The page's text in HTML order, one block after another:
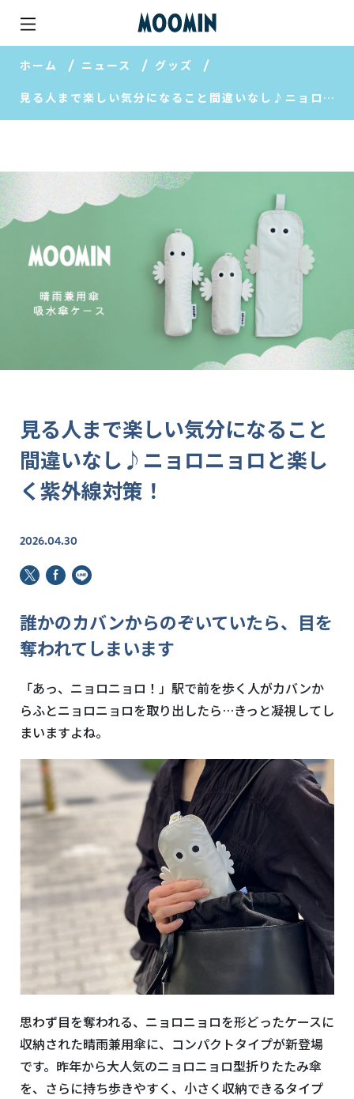
ホーム ニュース グッズ
見る人まで楽しい気分になること間違いなし♪ニョロニョロと楽しく紫外線対策！
見る人まで楽しい気分になること
間違いなし♪ニョロニョロと楽し
く紫外線対策！
2026.04.30
誰かのカバンからのぞいていたら、目を
奪われてしまいます
「あっ、ニョロニョロ！」駅で前を歩く人がカバンか
らふとニョロニョロを取り出したら…きっと凝視してし
まいますよね。
思わず目を奪われる、ニョロニョロを形どったケースに
収納された晴雨兼用傘に、コンパクトタイプが新登場
です。昨年から大人気のニョロニョロ型折りたたみ傘
を、さらに持ち歩きやすく、小さく収納できるタイプ